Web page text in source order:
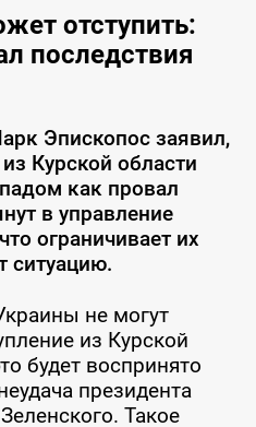
отступить:
последствия
Эпископос заявил,
Курской области
как провал
в управление
ограничивает их
ситуацию.
не могут
из Курской
будет воспринято
президента
Такое